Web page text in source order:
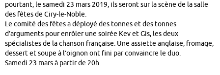
pourtant, le samedi 23 mars 2019, ils seront sur la scène de la salle
des fêtes de Ciry-le-Noble.
Le comité des fêtes a déployé des tonnes et des tonnes
d’arguments pour enrôler une soirée Kev et Gis, les deux
spécialistes de la chanson française. Une assiette anglaise, fromage,
dessert et soupe à l’oignon ont fini par convaincre le duo.
Samedi 23 mars à partir de 20h.